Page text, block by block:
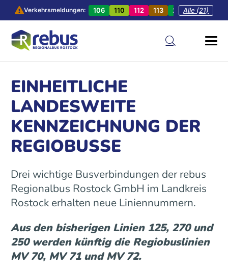
Verkehrsmeldungen: 106 110 112 113 201 202
Alle (21)
EINHEITLICHE
LANDESWEITE
KENNZEICHNUNG DER
REGIOBUSSE
Drei wichtige Busverbindungen der rebus
Regionalbus Rostock GmbH im Landkreis
Rostock erhalten neue Liniennummern.
Aus den bisherigen Linien 125, 270 und
250 werden künftig die Regiobuslinien
MV 70, MV 71 und MV 72.